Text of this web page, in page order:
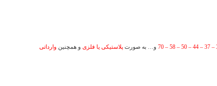
و… به صورت پلاستیکی یا فلزی و همچنین وارداتی